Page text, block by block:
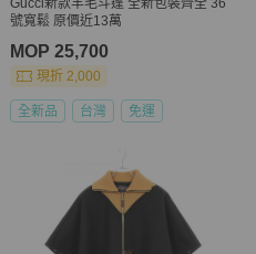
Gucci新款羊毛斗篷 全新包裝齊全 36
號寬鬆 原價近13萬
MOP 25,700
現折 2,000
全新品 台灣 免運